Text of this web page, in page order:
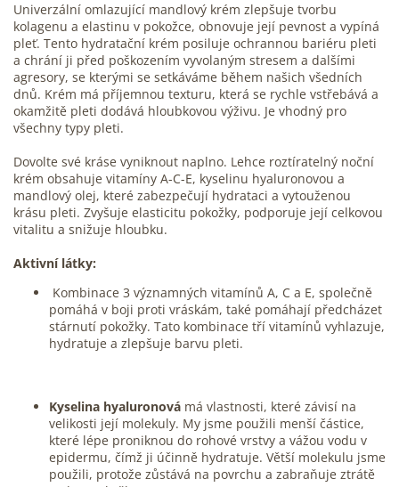
Univerzální omlazující mandlový krém zlepšuje tvorbu
kolagenu a elastinu v pokožce, obnovuje její pevnost a vypíná
pleť. Tento hydratační krém posiluje ochrannou bariéru pleti
a chrání ji před poškozením vyvolaným stresem a dalšími
agresory, se kterými se setkáváme během našich všedních
dnů. Krém má příjemnou texturu, která se rychle vstřebává a
okamžitě pleti dodává hloubkovou výživu. Je vhodný pro
všechny typy pleti.
Dovolte své kráse vyniknout naplno. Lehce roztíratelný noční
krém obsahuje vitamíny A-C-E, kyselinu hyaluronovou a
mandlový olej, které zabezpečují hydrataci a vytouženou
krásu pleti. Zvyšuje elasticitu pokožky, podporuje její celkovou
vitalitu a snižuje hloubku.
Aktivní látky:
Kombinace 3 významných vitamínů A, C a E, společně
pomáhá v boji proti vráskám, také pomáhají předcházet
stárnutí pokožky. Tato kombinace tří vitamínů vyhlazuje,
hydratuje a zlepšuje barvu pleti.
Kyselina hyaluronová má vlastnosti, které závisí na
velikosti její molekuly. My jsme použili menší částice,
které lépe proniknou do rohové vrstvy a vážou vodu v
epidermu, čímž ji účinně hydratuje. Větší molekulu jsme
použili, protože zůstává na povrchu a zabraňuje ztrátě